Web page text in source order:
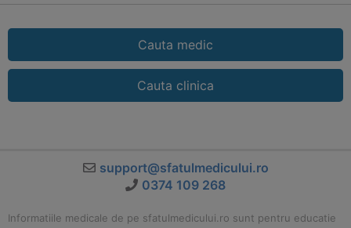
Cauta medic
Cauta clinica
support@sfatulmedicului.ro
0374 109 268
Informatiile medicale de pe sfatulmedicului.ro sunt pentru educatie